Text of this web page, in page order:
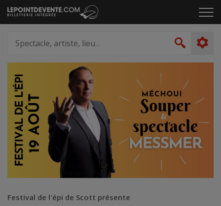
Passer
au
le
artiste,
lieu...
Festival de l'épi de Scott présente